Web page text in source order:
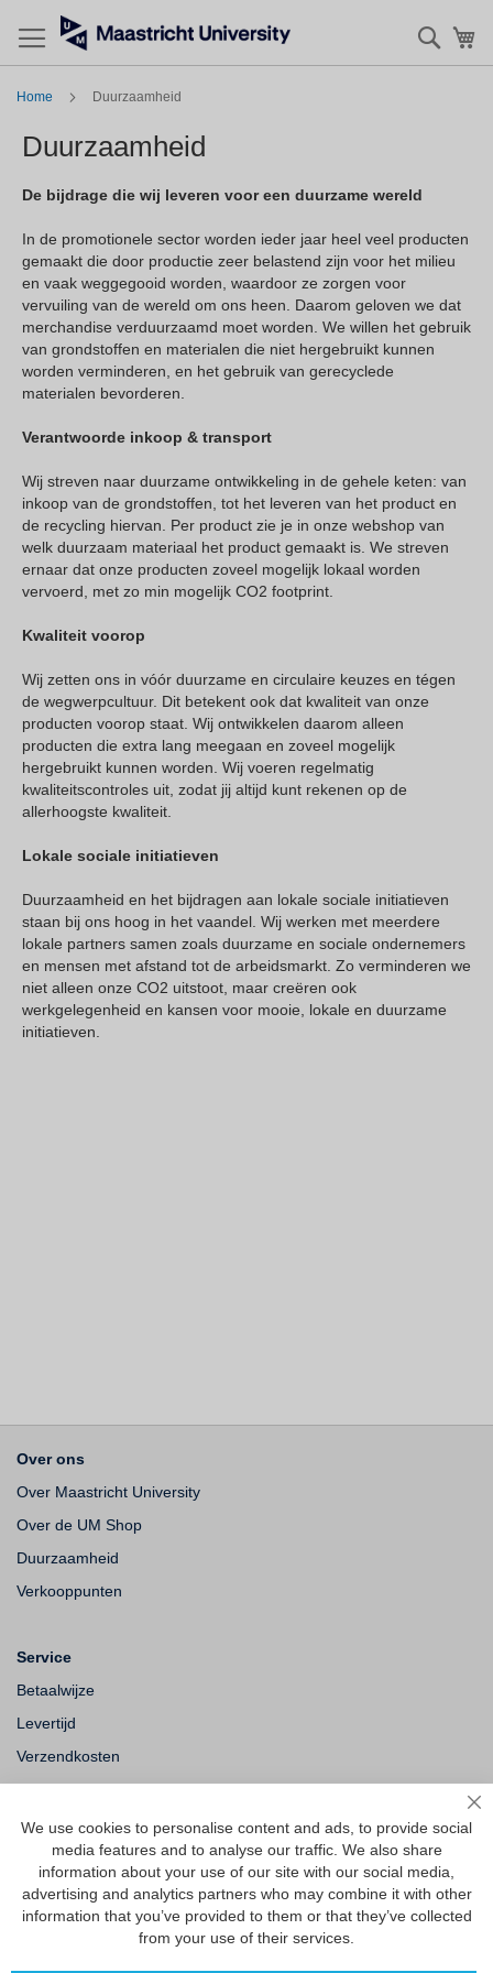
Home Duurzaamheid
Duurzaamheid
De bijdrage die wij leveren voor een duurzame wereld
In de promotionele sector worden ieder jaar heel veel producten
gemaakt die door productie zeer belastend zijn voor het milieu
en vaak weggegooid worden, waardoor ze zorgen voor
vervuiling van de wereld om ons heen. Daarom geloven we dat
merchandise verduurzaamd moet worden. We willen het gebruik
van grondstoffen en materialen die niet hergebruikt kunnen
worden verminderen, en het gebruik van gerecyclede
materialen bevorderen.
Verantwoorde inkoop & transport
Wij streven naar duurzame ontwikkeling in de gehele keten: van
inkoop van de grondstoffen, tot het leveren van het product en
de recycling hiervan. Per product zie je in onze webshop van
welk duurzaam materiaal het product gemaakt is. We streven
ernaar dat onze producten zoveel mogelijk lokaal worden
vervoerd, met zo min mogelijk CO2 footprint.
Kwaliteit voorop
Wij zetten ons in vóór duurzame en circulaire keuzes en tégen
de wegwerpcultuur. Dit betekent ook dat kwaliteit van onze
producten voorop staat. Wij ontwikkelen daarom alleen
producten die extra lang meegaan en zoveel mogelijk
hergebruikt kunnen worden. Wij voeren regelmatig
kwaliteitscontroles uit, zodat jij altijd kunt rekenen op de
allerhoogste kwaliteit.
Lokale sociale initiatieven
Duurzaamheid en het bijdragen aan lokale sociale initiatieven
staan bij ons hoog in het vaandel. Wij werken met meerdere
lokale partners samen zoals duurzame en sociale ondernemers
en mensen met afstand tot de arbeidsmarkt. Zo verminderen we
niet alleen onze CO2 uitstoot, maar creëren ook
werkgelegenheid en kansen voor mooie, lokale en duurzame
initiatieven.
Over ons
Over Maastricht University
Over de UM Shop
Duurzaamheid
Verkooppunten
Service
Betaalwijze
Levertijd
Verzendkosten
Ruilen & retourneren
Vragen
Veelgestelde vragen
Maattabel
We use cookies to personalise content and ads, to provide social
media features and to analyse our traffic. We also share
information about your use of our site with our social media,
advertising and analytics partners who may combine it with other
information that you’ve provided to them or that they’ve collected
from your use of their services.